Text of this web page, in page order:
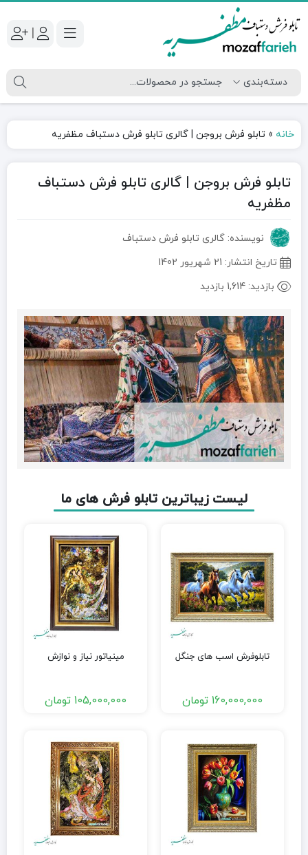
|
خانه » تابلو فرش بروجن | گالری تابلو فرش دستباف مظفریه
تابلو فرش بروجن | گالری تابلو فرش دستباف
مظفریه
نویسنده: گالری تابلو فرش دستباف
تاریخ انتشار: 21 شهریور 1402
بازدید: 1,614 بازدید
لیست زیباترین تابلو فرش های ما
تابلوفرش اسب های جنگل
160,000,000 تومان
مینیاتور نیاز و نوازش
105,000,000 تومان